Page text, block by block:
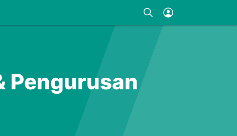
Pengurusan